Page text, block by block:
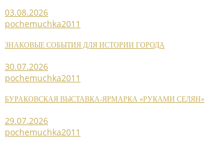
03.08.2026
pochemuchka2011
ЗНАКОВЫЕ СОБЫТИЯ ДЛЯ ИСТОРИИ ГОРОДА
30.07.2026
pochemuchka2011
БУРАКОВСКАЯ ВЫСТАВКА-ЯРМАРКА «РУКАМИ СЕЛЯН»
29.07.2026
pochemuchka2011